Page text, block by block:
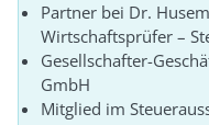
Partner bei Dr.
Wirtschaftsprüfer –
Gesellschafter-
GmbH
Mitglied im